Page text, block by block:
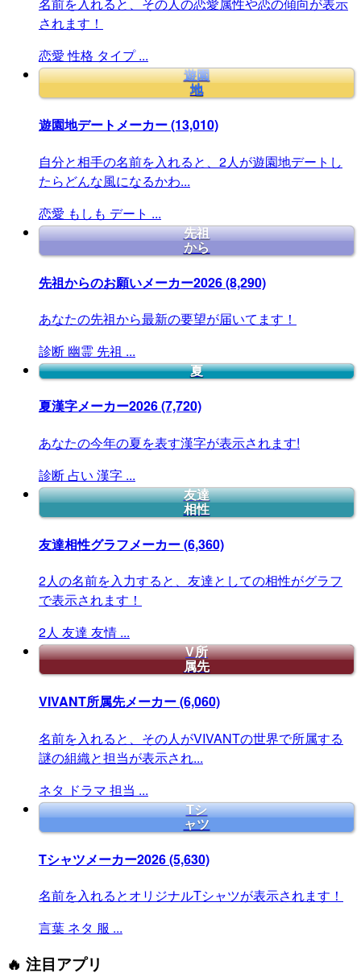
されます！
恋愛 性格 タイプ ...
遊園
地
遊園地デートメーカー(13,010)
自分と相手の名前を入れると、2人が遊園地デートし
たらどんな風になるかわ...
恋愛 もしも デート ...
先祖
から
先祖からのお願いメーカー2026(8,290)
あなたの先祖から最新の要望が届いてます！
診断 幽霊 先祖 ...
夏
夏漢字メーカー2026(7,720)
あなたの今年の夏を表す漢字が表示されます!
診断 占い 漢字 ...
友達
相性
友達相性グラフメーカー(6,360)
2人の名前を入力すると、友達としての相性がグラフ
で表示されます！
2人 友達 友情 ...
V所
属先
VIVANT所属先メーカー(6,060)
名前を入れると、その人がVIVANTの世界で所属する
謎の組織と担当が表示され...
ネタ ドラマ 担当 ...
Tシ
ャツ
Tシャツメーカー2026(5,630)
名前を入れるとオリジナルTシャツが表示されます！
言葉 ネタ 服 ...
🔥 注目アプリ